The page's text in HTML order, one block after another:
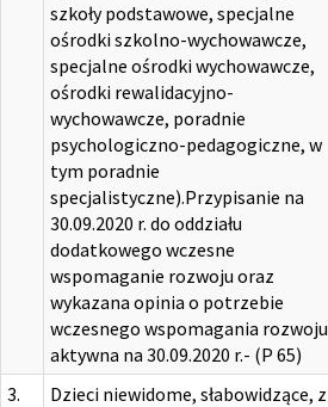
szkoły podstawowe, specjalne
ośrodki szkolno-wychowawcze,
specjalne ośrodki wychowawcze,
ośrodki rewalidacyjno-
wychowawcze, poradnie
psychologiczno-pedagogiczne, w
tym poradnie
specjalistyczne).Przypisanie na
30.09.2020 r. do oddziału
dodatkowego wczesne
wspomaganie rozwoju oraz
wykazana opinia o potrzebie
wczesnego wspomagania rozwoju
aktywna na 30.09.2020 r.- (P 65)
3.
Dzieci niewidome, słabowidzące, z